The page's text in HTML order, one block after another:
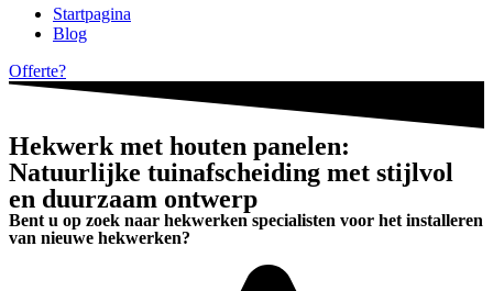
Startpagina
Blog
Offerte?
Hekwerk met houten panelen:
Natuurlijke tuinafscheiding met stijlvol
en duurzaam ontwerp
Bent u op zoek naar hekwerken specialisten voor het installeren
van nieuwe hekwerken?